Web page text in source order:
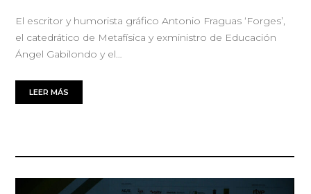
El escritor y humorista gráfico Antonio Fraguas ‘Forges’,
el catedrático de Metafísica y exministro de Educación
Ángel Gabilondo y el…
LEER MÁS